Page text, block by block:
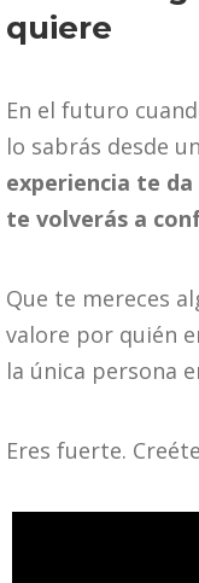
quiere
En el futuro
lo sabrás desde
experiencia te
te volverás a
Que te mereces
valore por quién
la única persona
Eres fuerte.